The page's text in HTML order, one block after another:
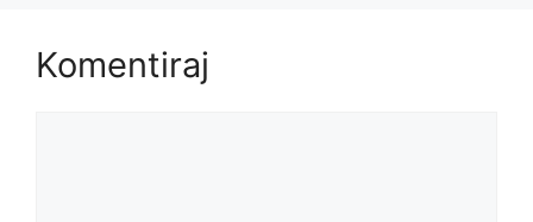
Komentiraj